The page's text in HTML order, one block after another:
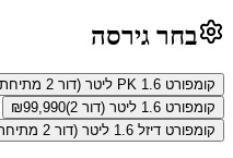
בחר גירסה
קומפורט PK 1.6 ליטר (דור 2 מתיחת פנים)
קומפורט 1.6 ליטר (דור 2)
₪99,990
קומפורט דיזל 1.6 ליטר (דור 2 מתיחת פנים)